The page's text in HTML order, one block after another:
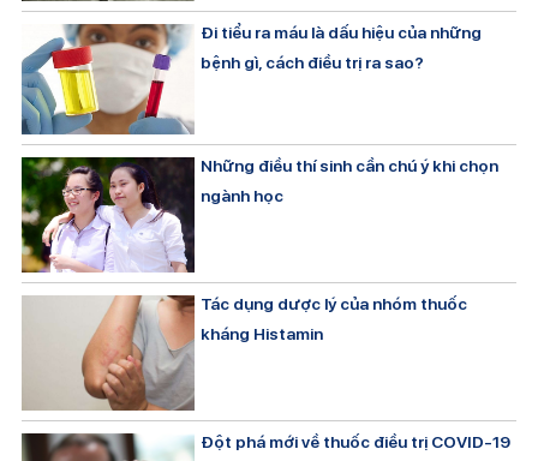
Đi tiểu ra máu là dấu hiệu của những
bệnh gì, cách điều trị ra sao?
Những điều thí sinh cần chú ý khi chọn
ngành học
Tác dụng dược lý của nhóm thuốc
kháng Histamin
Đột phá mới về thuốc điều trị COVID-19